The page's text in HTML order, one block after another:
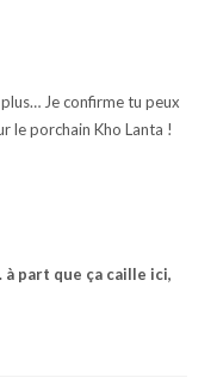
Je confirme tu peux
le porchain Kho Lanta !
part que ça caille ici,